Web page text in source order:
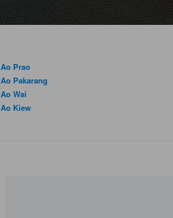
Ao Prao
Ao Pakarang
Ao Wai
Ao Kiew